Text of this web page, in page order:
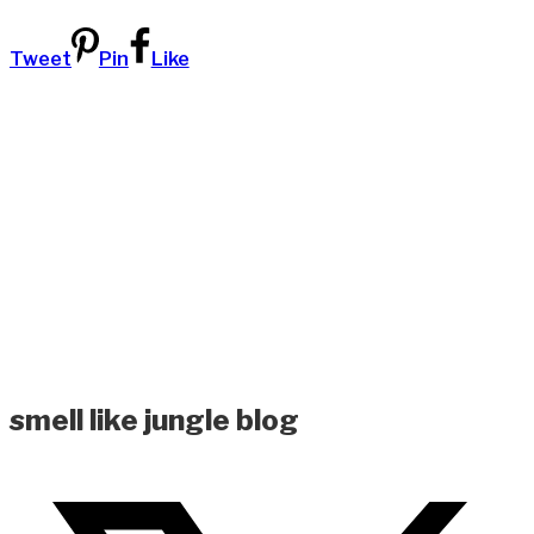
Tweet Pin Like
smell like jungle blog